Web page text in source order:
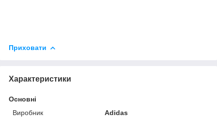
Приховати
Характеристики
Основні
Виробник
Adidas